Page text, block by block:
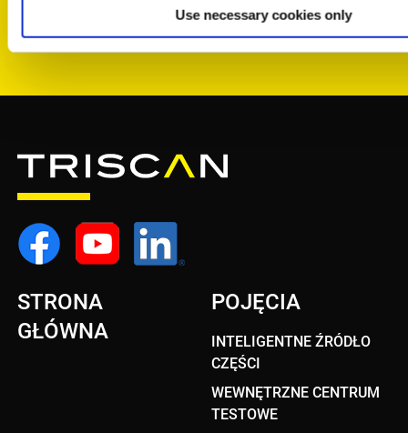
Use necessary cookies only
STRONA
GŁÓWNA
POJĘCIA
INTELIGENTNE ŹRÓDŁO
CZĘŚCI
WEWNĘTRZNE CENTRUM
TESTOWE